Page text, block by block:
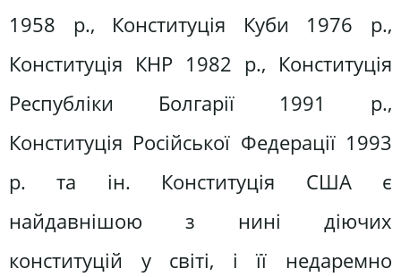
1958 p., Конституція Куби 1976 p.,
Конституція КНР 1982 p., Конституція
Республіки Болгарії 1991 p.,
Конституція Російської Федерації 1993
р. та ін. Конституція США є
найдавнішою з нині діючих
конституцій у світі, і її недаремно